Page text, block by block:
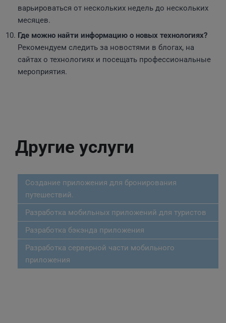
варьироваться от нескольких недель до нескольких
месяцев.
Где можно найти информацию о новых технологиях?
Рекомендуем следить за новостями в блогах, на
сайтах о технологиях и посещать профессиональные
мероприятия.
Другие услуги
Создание приложения для бронирования
путешествий.
Разработка мобильных приложений для туристов
Разработка бэкэнда приложения
Разработка серверной части мобильного
приложения